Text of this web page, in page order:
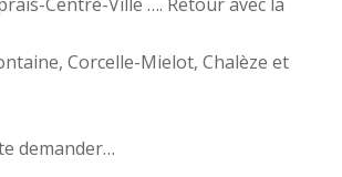
Corcelle-Mielot, Chalèze et
demander…